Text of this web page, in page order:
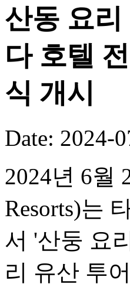
산동 요리
다 호텔
식 개시
Date: 2024-
2024년 6월
Resorts)는
서 '산둥 요
리 유산 투